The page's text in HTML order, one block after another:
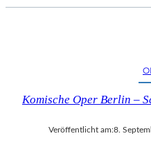
Komische Oper Berlin –
Veröffentlicht am:8.